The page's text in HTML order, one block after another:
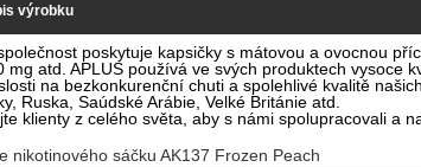
výrobku
poskytuje kapsičky s mátovou a ovocnou
mg atd. APLUS používá ve svých produktech vysoce
na bezkonkurenční chuti a spolehlivé kvalitě
Ruska, Saúdské Arábie, Velké Británie atd.
klienty z celého světa, aby s námi spolupracovali a
nikotinového sáčku AK137 Frozen Peach